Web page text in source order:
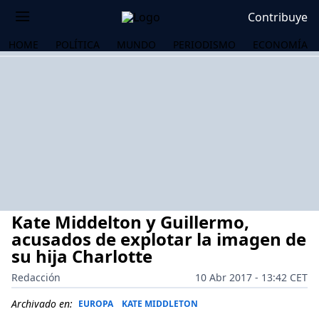
Contribuye
HOME POLÍTICA MUNDO PERIODISMO ECONOMÍA
Kate Middelton y Guillermo,
acusados de explotar la imagen de
su hija Charlotte
Redacción
10 Abr 2017 - 13:42 CET
Archivado en: EUROPA KATE MIDDLETON